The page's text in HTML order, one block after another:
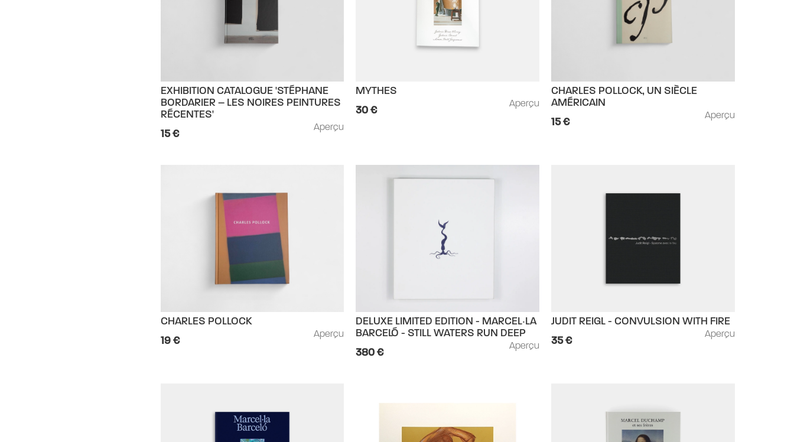
EXHIBITION CATALOGUE 'STÉPHANE
BORDARIER – LES NOIRES PEINTURES
RÉCENTES'
Aperçu
15 €
MYTHES
Aperçu
30 €
CHARLES POLLOCK, UN SIÈCLE
AMÉRICAIN
Aperçu
15 €
CHARLES POLLOCK
Aperçu
19 €
DELUXE LIMITED EDITION - MARCEL‧LA
BARCELÓ - STILL WATERS RUN DEEP
Aperçu
380 €
JUDIT REIGL - CONVULSION WITH FIRE
Aperçu
35 €